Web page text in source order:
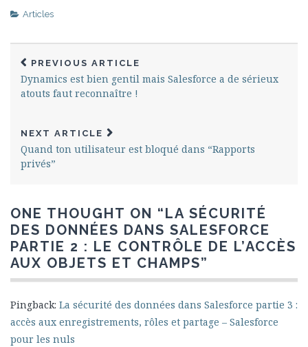
Articles
PREVIOUS ARTICLE
Dynamics est bien gentil mais Salesforce a de sérieux
atouts faut reconnaître !
NEXT ARTICLE
Quand ton utilisateur est bloqué dans “Rapports
privés”
ONE THOUGHT ON “LA SÉCURITÉ
DES DONNÉES DANS SALESFORCE
PARTIE 2 : LE CONTRÔLE DE L’ACCÈS
AUX OBJETS ET CHAMPS”
Pingback: La sécurité des données dans Salesforce partie 3 :
accès aux enregistrements, rôles et partage – Salesforce
pour les nuls